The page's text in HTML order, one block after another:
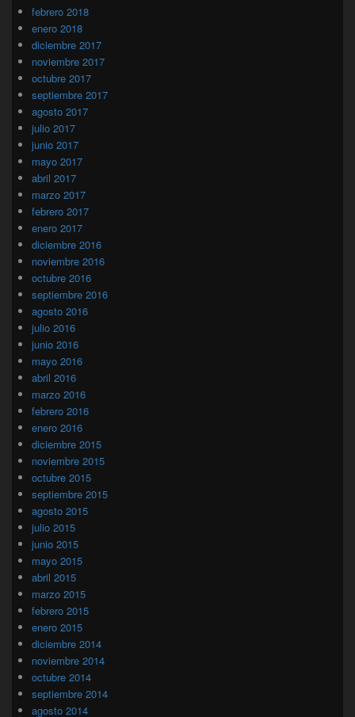
febrero 2018
enero 2018
diciembre 2017
noviembre 2017
octubre 2017
septiembre 2017
agosto 2017
julio 2017
junio 2017
mayo 2017
abril 2017
marzo 2017
febrero 2017
enero 2017
diciembre 2016
noviembre 2016
octubre 2016
septiembre 2016
agosto 2016
julio 2016
junio 2016
mayo 2016
abril 2016
marzo 2016
febrero 2016
enero 2016
diciembre 2015
noviembre 2015
octubre 2015
septiembre 2015
agosto 2015
julio 2015
junio 2015
mayo 2015
abril 2015
marzo 2015
febrero 2015
enero 2015
diciembre 2014
noviembre 2014
octubre 2014
septiembre 2014
agosto 2014